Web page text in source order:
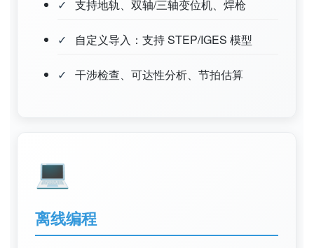
支持地轨、双轴/三轴变位机、焊枪
自定义导入：支持 STEP/IGES 模型
干涉检查、可达性分析、节拍估算
💻
离线编程